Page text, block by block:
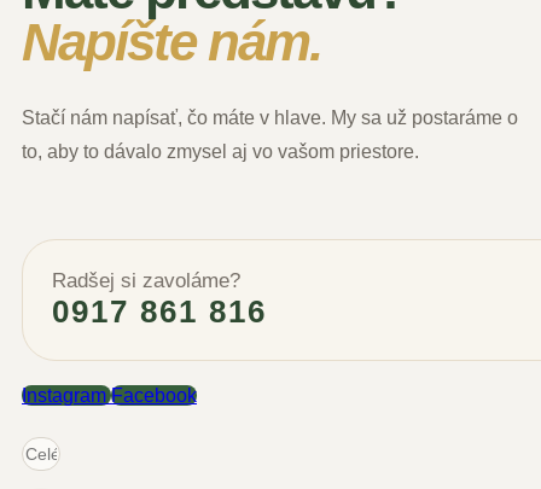
Napíšte nám.
Stačí nám napísať, čo máte v hlave. My sa už postaráme o
to, aby to dávalo zmysel aj vo vašom priestore.
Radšej si zavoláme?
0917 861 816
Instagram Facebook